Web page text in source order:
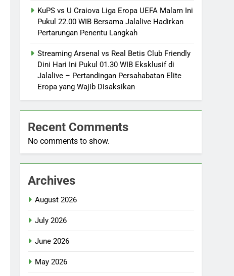
KuPS vs U Craiova Liga Eropa UEFA Malam Ini
Pukul 22.00 WIB Bersama Jalalive Hadirkan
Pertarungan Penentu Langkah
Streaming Arsenal vs Real Betis Club Friendly
Dini Hari Ini Pukul 01.30 WIB Eksklusif di
Jalalive – Pertandingan Persahabatan Elite
Eropa yang Wajib Disaksikan
Recent Comments
No comments to show.
Archives
August 2026
July 2026
June 2026
May 2026